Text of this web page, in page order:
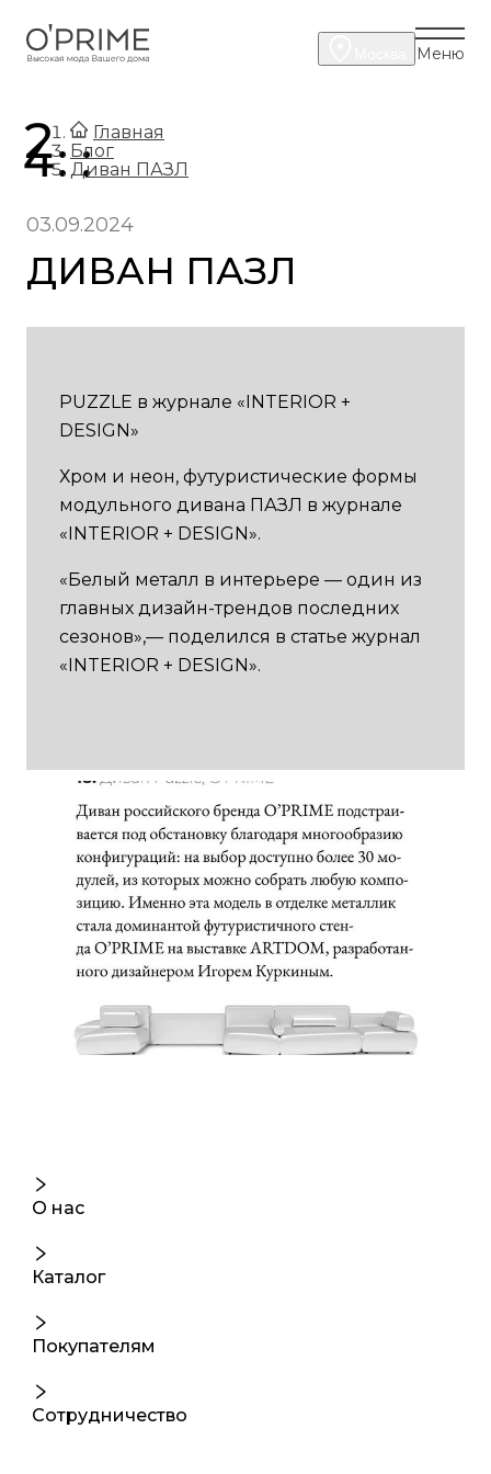
Меню
Главная
.
Блог
.
Диван ПАЗЛ
03.09.2024
ДИВАН ПАЗЛ
PUZZLE в журнале «INTERIOR +
DESIGN»
Хром и неон, футуристические формы
модульного дивана ПАЗЛ в журнале
«INTERIOR + DESIGN».
«Белый металл в интерьере — один из
главных дизайн-трендов последних
сезонов»,— поделился в статье журнал
«INTERIOR + DESIGN».
О нас
Каталог
Покупателям
Сотрудничество